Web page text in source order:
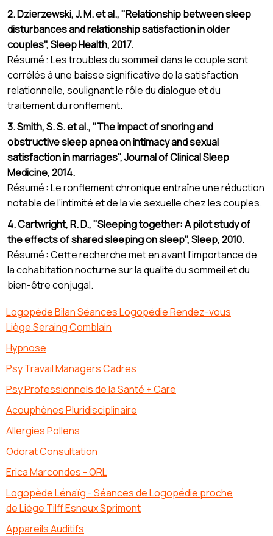
2. Dzierzewski, J. M. et al., "Relationship between sleep
disturbances and relationship satisfaction in older
couples", Sleep Health, 2017.
Résumé : Les troubles du sommeil dans le couple sont
corrélés à une baisse significative de la satisfaction
relationnelle, soulignant le rôle du dialogue et du
traitement du ronflement.
3. Smith, S. S. et al., "The impact of snoring and
obstructive sleep apnea on intimacy and sexual
satisfaction in marriages", Journal of Clinical Sleep
Medicine, 2014.
Résumé : Le ronflement chronique entraîne une réduction
notable de l’intimité et de la vie sexuelle chez les couples.
4. Cartwright, R. D., "Sleeping together: A pilot study of
the effects of shared sleeping on sleep", Sleep, 2010.
Résumé : Cette recherche met en avant l’importance de
la cohabitation nocturne sur la qualité du sommeil et du
bien-être conjugal.
Logopède Bilan Séances Logopédie Rendez-vous
Liège Seraing Comblain
Hypnose
Psy Travail Managers Cadres
Psy Professionnels de la Santé + Care
Acouphènes Pluridisciplinaire
Allergies Pollens
Odorat Consultation
Erica Marcondes - ORL
Logopède Lénaïg - Séances de Logopédie proche
de Liège Tilff Esneux Sprimont
Appareils Auditifs